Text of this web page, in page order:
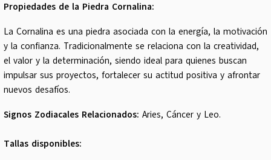
Propiedades de la Piedra Cornalina:
La Cornalina es una piedra asociada con la energía, la motivación
y la confianza. Tradicionalmente se relaciona con la creatividad,
el valor y la determinación, siendo ideal para quienes buscan
impulsar sus proyectos, fortalecer su actitud positiva y afrontar
nuevos desafíos.
Signos Zodiacales Relacionados: Aries, Cáncer y Leo.
Tallas disponibles: